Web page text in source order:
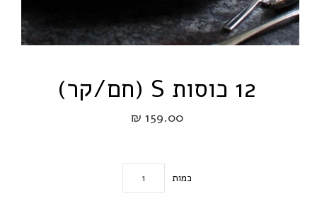
12 כוסות S (חם/קר)
159.00 ₪
כמות